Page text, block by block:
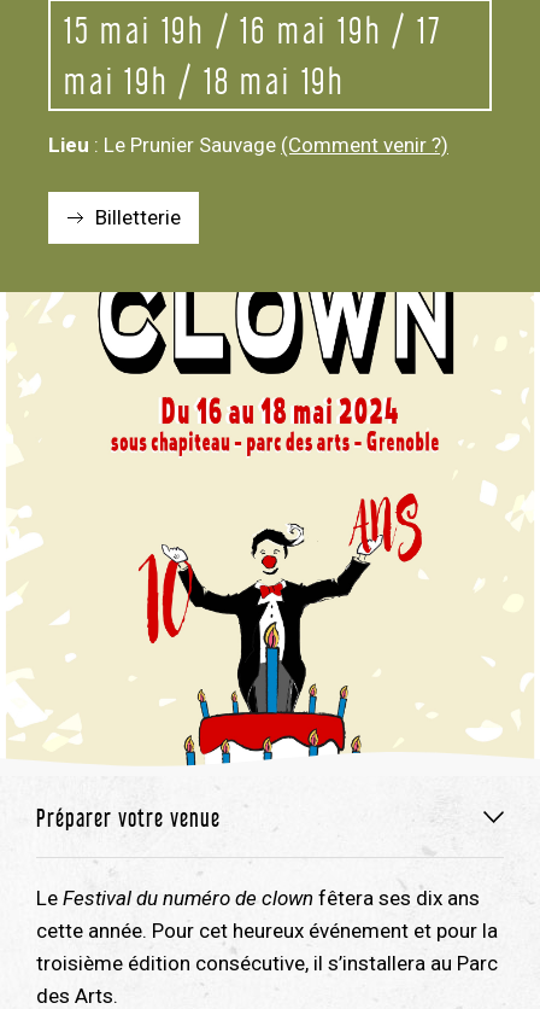
15 mai 19h / 16 mai 19h / 17
mai 19h / 18 mai 19h
Lieu : Le Prunier Sauvage (Comment venir ?)
Billetterie
Le Festival du numéro de clown fêtera ses dix ans
cette année. Pour cet heureux événement et pour la
troisième édition consécutive, il s’installera au Parc
des Arts.
Préparer votre venue